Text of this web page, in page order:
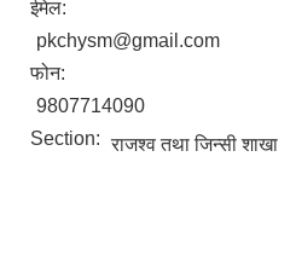
ईमेल:
pkchysm@gmail.com
फोन:
9807714090
Section: राजश्व तथा जिन्सी शाखा